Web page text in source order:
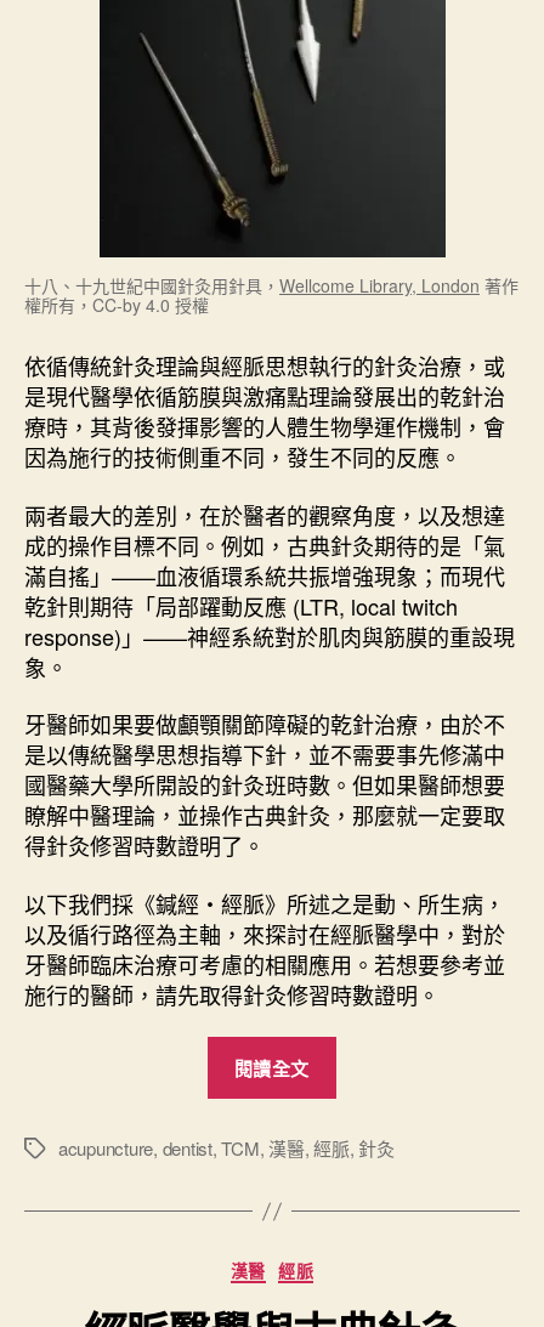
十八、十九世紀中國針灸用針具， Wellcome Library, London 著作
權所有，CC-by 4.0 授權
依循傳統針灸理論與經脈思想執行的針灸治療，或
是現代醫學依循筋膜與激痛點理論發展出的乾針治
療時，其背後發揮影響的人體生物學運作機制，會
因為施行的技術側重不同，發生不同的反應。
兩者最大的差別，在於醫者的觀察角度，以及想達
成的操作目標不同。例如，古典針灸期待的是「氣
滿自搖」——血液循環系統共振增強現象；而現代
乾針則期待「局部躍動反應 (LTR, local twitch
response)」——神經系統對於肌肉與筋膜的重設現
象。
牙醫師如果要做顱顎關節障礙的乾針治療，由於不
是以傳統醫學思想指導下針，並不需要事先修滿中
國醫藥大學所開設的針灸班時數。但如果醫師想要
瞭解中醫理論，並操作古典針灸，那麼就一定要取
得針灸修習時數證明了。
以下我們採《鍼經・經脈》所述之是動、所生病，
以及循行路徑為主軸，來探討在經脈醫學中，對於
牙醫師臨床治療可考慮的相關應用。若想要參考並
施行的醫師，請先取得針灸修習時數證明。
閱讀全文
與
醫
應
標
acupuncture, dentist,TCM, 漢醫,經脈, 針灸
分
類
漢醫 經脈